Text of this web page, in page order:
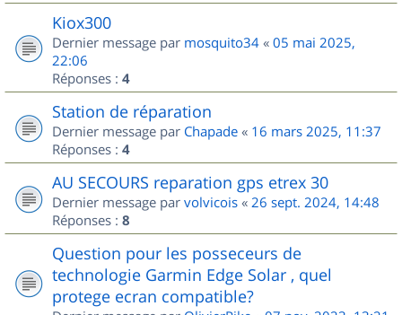
Kiox300
Dernier message par mosquito34 « 05 mai 2025,
22:06
Réponses : 4
Station de réparation
Dernier message par Chapade « 16 mars 2025, 11:37
Réponses : 4
AU SECOURS reparation gps etrex 30
Dernier message par volvicois « 26 sept. 2024, 14:48
Réponses : 8
Question pour les posseceurs de
technologie Garmin Edge Solar , quel
protege ecran compatible?